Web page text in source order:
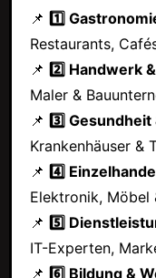
📌 1️⃣
Restaurants,
📌 2️⃣ Handwerk
Maler &
📌 3️⃣ Gesundheit
Krankenhäuser &
📌 4️⃣
Elektronik, Möbel
📌 5️⃣
IT-Experten,
📌 6️⃣ Bildung &